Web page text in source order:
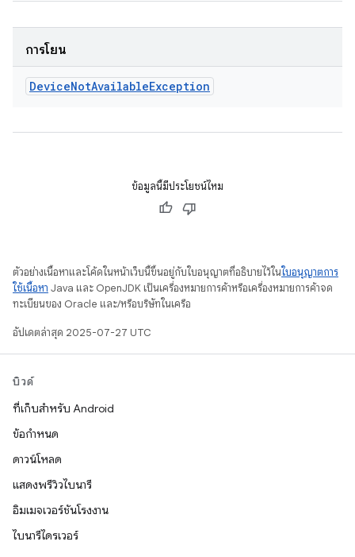
การโยน
DeviceNotAvailableException
ข้อมูลนี้มีประโยชน์ไหม
ตัวอย่างเนื้อหาและโค้ดในหน้าเว็บนี้ขึ้นอยู่กับใบอนุญาตที่อธิบายไว้ในใบอนุญาตการ
ใช้เนื้อหา Java และ OpenJDK เป็นเครื่องหมายการค้าหรือเครื่องหมายการค้าจด
ทะเบียนของ Oracle และ/หรือบริษัทในเครือ
อัปเดตล่าสุด 2025-07-27 UTC
บิวด์
ที่เก็บสำหรับ Android
ข้อกำหนด
ดาวน์โหลด
แสดงพรีวิวไบนารี
อิมเมจเวอร์ชันโรงงาน
ไบนารีไดรเวอร์